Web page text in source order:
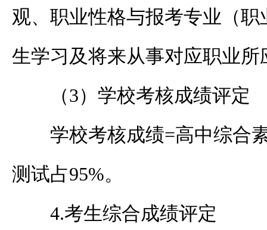
观、职业性格与报考专业（
生学习及将来从事对应职业
（3）学校考核成绩评定
学校考核成绩=高中综合
测试占95%。
4.考生综合成绩评定